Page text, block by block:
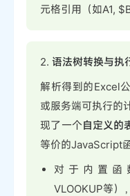
元格引用（如A1,
2.语法树转换与执
解析得到的Excel
或服务端可执行的
现了一个自定义的
等价的JavaScript函
对于内置函
VLOOKUP等）